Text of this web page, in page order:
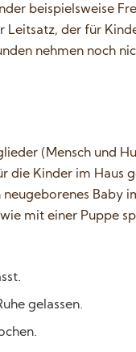
beispielsweise
Leitsatz, der für
nehmen noch
(Mensch und
die Kinder im Haus
Baby
mit einer Puppe
gelassen.